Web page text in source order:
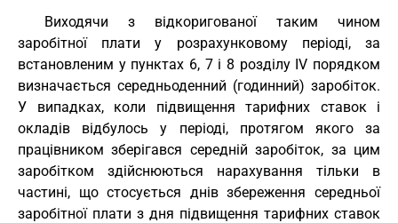
Виходячи з відкоригованої таким чином
заробітної плати у розрахунковому періоді, за
встановленим у пунктах 6, 7 і 8 розділу IV порядком
визначається середньоденний (годинний) заробіток.
У випадках, коли підвищення тарифних ставок і
окладів відбулось у періоді, протягом якого за
працівником зберігався середній заробіток, за цим
заробітком здійснюються нарахування тільки в
частині, що стосується днів збереження середньої
заробітної плати з дня підвищення тарифних ставок